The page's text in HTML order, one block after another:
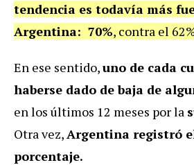
tendencia es todavía más
Argentina: 70%, contra el
En ese sentido,uno de cada
haberse dado de baja de
en los últimos 12 meses por la
Otra vez,Argentina registró
porcentaje.